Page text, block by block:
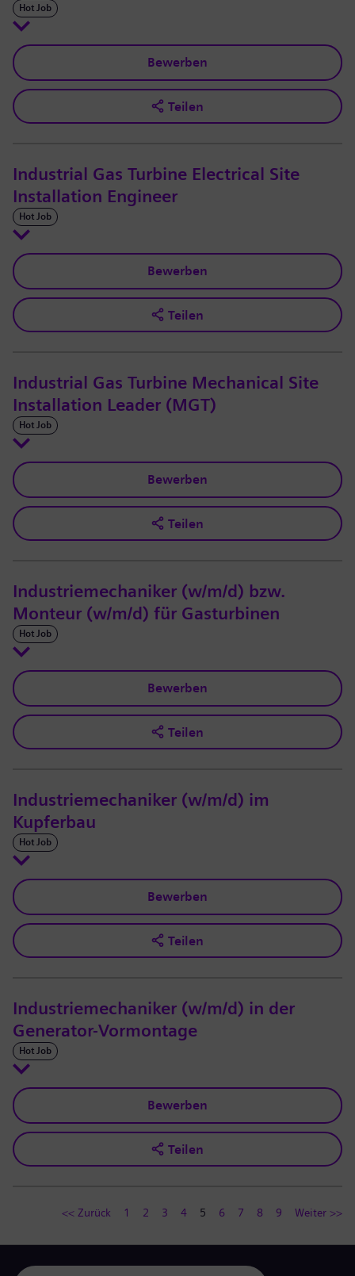
Hot Job
Bewerben
Teilen
Industrial Gas Turbine Electrical Site
Installation Engineer
Hot Job
Bewerben
Teilen
Industrial Gas Turbine Mechanical Site
Installation Leader (MGT)
Hot Job
Bewerben
Teilen
Industriemechaniker (w/m/d) bzw.
Monteur (w/m/d) für Gasturbinen
Hot Job
Bewerben
Teilen
Industriemechaniker (w/m/d) im
Kupferbau
Hot Job
Bewerben
Teilen
Industriemechaniker (w/m/d) in der
Generator-Vormontage
Hot Job
Bewerben
Teilen
<< Zurück 1 2 3 4 5 6 7 8 9 Weiter >>